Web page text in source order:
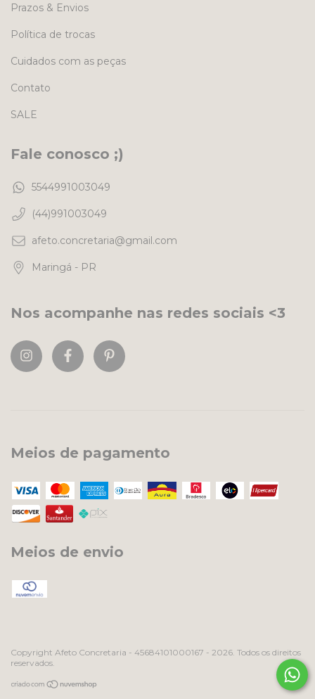
Prazos & Envios
Política de trocas
Cuidados com as peças
Contato
SALE
Fale conosco ;)
5544991003049
(44)991003049
afeto.concretaria@gmail.com
Maringá - PR
Nos acompanhe nas redes sociais <3
Meios de pagamento
Meios de envio
Copyright Afeto Concretaria - 45684101000167 - 2026. Todos os direitos
reservados.